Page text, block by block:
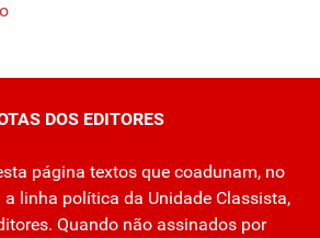
DOS EDITORES
página textos que coadunam, no
linha política da Unidade Classista,
Quando não assinados por